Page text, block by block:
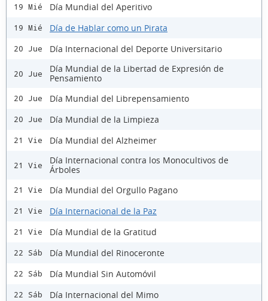
19 Mié Día Mundial del Aperitivo
19 Mié Día de Hablar como un Pirata
20 Jue Día Internacional del Deporte Universitario
20 Jue
Día Mundial de la Libertad de Expresión de
Pensamiento
20 Jue Día Mundial del Librepensamiento
20 Jue Día Mundial de la Limpieza
21 Vie Día Mundial del Alzheimer
21 Vie
Día Internacional contra los Monocultivos de
Árboles
21 Vie Día Mundial del Orgullo Pagano
21 Vie Día Internacional de la Paz
21 Vie Día Mundial de la Gratitud
22 Sáb Día Mundial del Rinoceronte
22 Sáb Día Mundial Sin Automóvil
22 Sáb Día Internacional del Mimo